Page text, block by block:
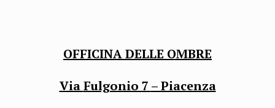
OFFICINA DELLE OMBRE
ViaFulgonio 7 – Piacenza